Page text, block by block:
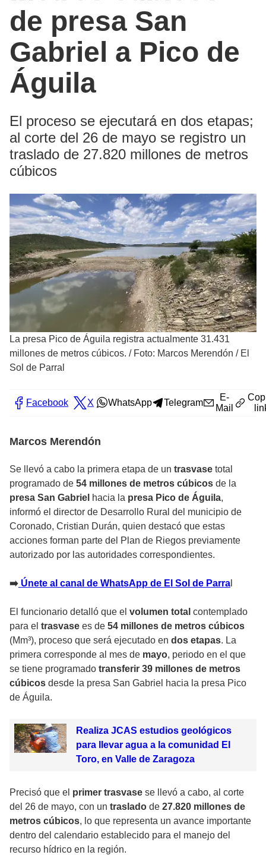
de presa San
Gabriel a Pico de
Águila
El proceso se ejecutará en dos etapas;
al corte del 26 de mayo se registro un
traslado de 27.820 millones de metros
cúbicos
La presa Pico de Águila registra actualmente 31.431
millones de metros cúbicos. / Foto: Marcos Merendón / El
Sol de Parral
Facebook X WhatsApp Telegram
E-
Mail
Marcos Merendón
Se llevó a cabo la primera etapa de un trasvase total
programado de 54 millones de metros cúbicos de la
presa San Gabriel hacia la presa Pico de Águila,
informó el director de Desarrollo Rural del municipio de
Coronado, Cristian Durán, quien destacó que estas
acciones forman parte del Plan de Riegos previamente
autorizado por las autoridades correspondientes.
➡️ Únete al canal de WhatsApp de El Sol de Parra
El funcionario detalló que el volumen total contemplado
para el trasvase es de 54 millones de metros cúbicos
(Mm³), proceso que será ejecutado en dos etapas. La
primera corresponde al mes de mayo, periodo en el que
se tiene programado transferir 39 millones de metros
cúbicos desde la presa San Gabriel hacia la presa Pico
de Águila.
Realiza JCAS estudios geológicos
para llevar agua a la comunidad El
Toro, en Valle de Zaragoza
Precisó que el primer trasvase se llevó a cabo, al corte
del 26 de mayo, con un traslado de 27.820 millones de
metros cúbicos, lo que representa un avance importante
dentro del calendario establecido para el manejo del
recurso hídrico en la región.